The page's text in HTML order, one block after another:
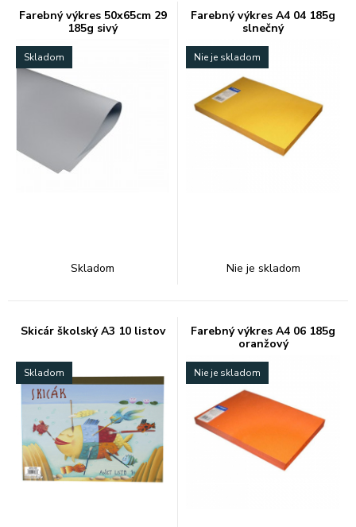
Farebný výkres 50x65cm 29
185g sivý
Skladom
Skladom
Farebný výkres A4 04 185g
slnečný
Nie je skladom
Nie je skladom
Skicár školský A3 10 listov
Skladom
Farebný výkres A4 06 185g
oranžový
Nie je skladom